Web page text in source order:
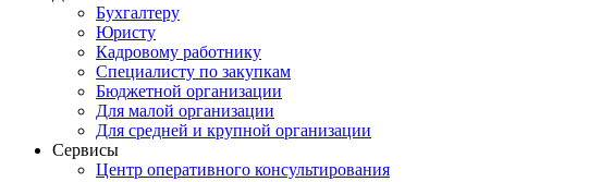
Бухгалтеру
Юристу
Кадровому работнику
Специалисту по закупкам
Бюджетной организации
Для малой организации
Для средней и крупной организации
Сервисы
Центр оперативного консультирования